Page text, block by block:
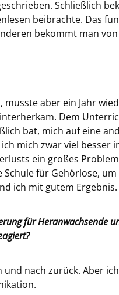
Schließlich
beibrachte. Das
bekommt man
aber ein Jahr
Dem
bat, mich auf eine
mich zwar viel besser
ein großes
Schule für Gehörlose,
ich mit gutem Ergebnis.
für Heranwachsende
nach zurück. Aber